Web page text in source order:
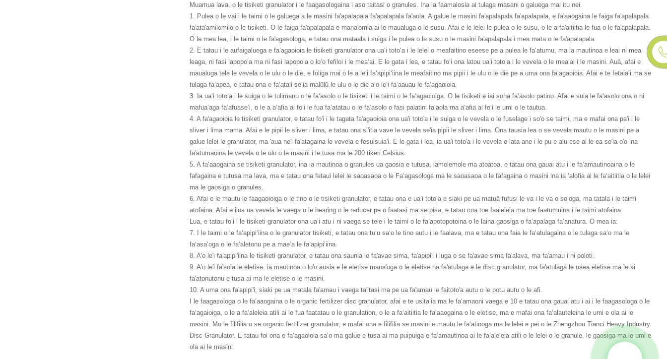
Muamua lava, o le tisiketi granulator i le faagasologaina i aso taitasi o granules. Ina ia faamalosia ai tulaga masani o galuega mai itu nei.
1. Pulea o le vai i le taimi o le galuega a le masini fa'apalapala fa'apalapala fa'aola. A galue le masini fa'apalapala fa'apalapala, e fa'aaogaina le faiga fa'apalapala
fa'ata'amilomilo o le tisiketi. O le faiga fa'apalapala e mana'omia ai le maualuga o le susu. Afai e le lelei le pulea o le susu, o le a fa'aitiitia le fua o le fa'apalapala.
O le mea lea, i le taimi o le fa'agasologa, e tatau ona mataala i suiga i le pulea o le susu o le masini fa'apalapala i mea mata o le fa'apalapala.
2. E tatau i le aufaigaluega e faʻagaoioia le tisiketi granulator ona uaʻi totoʻa i le lelei o meafaitino eseese pe a pulea le faʻatumu, ma ia mautinoa e leai ni mea
leaga, ni fasi lapopoʻa ma ni fasi lapopoʻa o loʻo fefiloi i le meaʻai. E le gata i lea, e tatau foʻi ona latou uaʻi totoʻa i le vevela o le meaʻai i le masini. Auā, afai e
maualuga tele le vevela o le ulu o le die, e foliga mai o le a leʻi faʻapipiʻiina le meafaitino ma pipii i le ulu o le die pe a uma ona faʻagaoioia. Afai e te fetaiaʻi ma se
tulaga faʻapea, e tatau ona e faʻatali seʻia malūlū le ulu o le die aʻo leʻi faʻaauau le faʻagaoioia.
3. Ia uaʻi totoʻa i le suiga o le tulimanu o le faʻasolo o le tisiketi i le taimi o le faʻagaoioiga. O le tisiketi e iai sona faʻasolo patino. Afai e suia le faʻasolo ona o ni
mafuaʻaga faʻafuaseʻi, o le a aʻafia ai foʻi le fua faʻatatau o le faʻasolo o fasi palatini faʻaola ma aʻafia ai foʻi le umi o le tautua.
4. A fa'agaoioia le tisiketi granulator, e tatau fo'i i le tagata fa'agaoioia ona ua'i toto'a i le suiga o le vevela o le fuselage i so'o se taimi, ma e mafai ona pa'i i le
sliver i lima mama. Afai e le pipii le sliver i lima, e tatau ona si'itia vave le vevela se'ia pipii le sliver i lima. Ona tausia lea o se vevela mautu o le masini pe a
galue lelei le granulator, ma 'aua ne'i fa'atagaina le vevela e fesuisuia'i. E le gata i lea, ia ua'i toto'a i le vevela e lata ane i le pu e alu ese ai le ea se'ia o'o ina
fa'atumauina le vevela o le ulu o le masini i le tusa ma le 200 tikeri Celsius.
5. A faʻaaogaina se tisiketi granulator, ina ia mautinoa o granules ua gaosia e tutusa, lamolemole ma atoatoa, e tatau ona gauai atu i le faʻamautinoaina o le
fafagaina e tutusa ma lava, ma e tatau ona fetaui lelei le saoasaoa o le Faʻagasologa ma le saoasaoa o le fafagaina o masini ina ia ʻalofia ai le faʻaitiitia o le lelei
ma le gaosiga o granules.
6. Afai e le mautu le faagaoioiga o le tino o le tisiketi granulator, e tatau ona e uaʻi totoʻa e siaki pe ua matuā fufusi le va i le va o soʻoga, ma tatala i le taimi
atofaina. Afai e iloa ua vevela le vaega o le bearing o le reducer pe o faatasi ma se pisa, e tatau ona toe faaleleia ma toe faatumuina i le taimi atofaina.
Lua, e tatau foʻi i le tisiketi granulator ona uaʻi atu i ni vaega se tele i le taimi o le faʻapotopotoina o le laina gaosiga o faʻapalaga faʻanatura. O mea ia:
7. I le taimi o le faʻapipiʻiina o le granulator tisiketi, e tatau ona tuʻu saʻo le tino autu i le faalava, ma e tatau ona faia le faʻatulagaina o le tulaga saʻo ma le
faʻasaʻoga o le faʻaletonu pe a maeʻa le faʻapipiʻiina.
8. A'o le'i fa'apipi'iina le tisiketi granulator, e tatau ona saunia le fa'avae sima, fa'apipi'i i luga o se fa'avae sima fa'alava, ma fa'amau i ni poloti.
9. A'o le'i fa'aola le eletise, ia mautinoa o lo'o ausia e le eletise mana'oga o le eletise na fa'atulaga e le disc granulator, ma fa'atulaga le uaea eletise ma le ki
fa'atonutonu e tusa ai ma le eletise o le masini.
10. A uma ona fa'apipi'i, siaki pe ua matala fa'amau i vaega ta'itasi ma pe ua fa'amau le faitoto'a autu o le potu autu o le afi.
I le faagasologa o le faʻaaogaina o le organic fertilizer disc granulator, afai e te usitaʻia ma le faʻamaoni vaega e 10 e tatau ona gauai atu i ai i le faagasologa o le
faʻagaioiga, o le a faʻaleleia atili ai le fua faatatau o le granulation, o le a faʻaitiitia le faʻaaogaina o le eletise, ma e mafai ona faʻalauteleina le umi e ola ai le
masini. Mo le filifilia o se organic fertilizer granulator, e mafai ona e filifilia se masini e mautu le faʻatinoga ma le lelei e pei o le Zhengzhou Tianci Heavy Industry
Disc Granulator. E tatau foi ona e faʻagaoioia saʻo ma galue e tusa ai ma puipuiga e faʻamautinoa ai le faʻaleleia atili o le lelei o le granule, le gaosiga ma le umi e
ola ai le masini.